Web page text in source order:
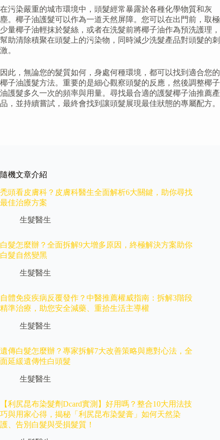
在污染嚴重的城市環境中，頭髮經常暴露於各種化學物質和灰
塵。椰子油護髮可以作為一道天然屏障。您可以在出門前，取極
少量椰子油輕抹於髮絲，或者在洗髮前將椰子油作為預洗護理，
幫助清除積聚在頭髮上的污染物，同時減少洗髮產品對頭髮的刺
激。
因此，無論您的髮質如何，身處何種環境，都可以找到適合您的
椰子油護髮方法。重要的是細心觀察頭髮的反應，然後調整椰子
油護髮多久一次的頻率與用量。尋找最合適的護髮椰子油推薦產
品，並持續嘗試，最終會找到讓頭髮展現最佳狀態的專屬配方。
隨機文章介紹
禿頭看皮膚科？皮膚科醫生全面解析6大關鍵，助你尋找
最佳治療方案
生髮醫生
白髮怎麼辦？全面拆解9大增多原因，終極解決方案助你
白髮自然變黑
生髮醫生
自體免疫疾病反覆發作？中醫推薦權威指南：拆解3階段
精準治療，助您安全減藥、重拾生活主導權
生髮醫生
遺傳白髮怎麼辦？專家拆解7大改善策略與應對心法，全
面延緩遺傳性白頭髮
生髮醫生
【利尻昆布染髮劑Dcard實測】好用嗎？整合10大用法技
巧與用家心得，揭秘「利尻昆布染髮膏」如何天然染
護、告別白髮與受損髮質！